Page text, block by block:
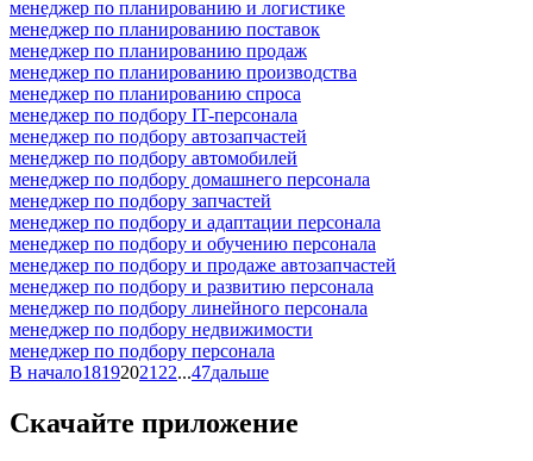
менеджер по планированию и логистике
менеджер по планированию поставок
менеджер по планированию продаж
менеджер по планированию производства
менеджер по планированию спроса
менеджер по подбору IT-персонала
менеджер по подбору автозапчастей
менеджер по подбору автомобилей
менеджер по подбору домашнего персонала
менеджер по подбору запчастей
менеджер по подбору и адаптации персонала
менеджер по подбору и обучению персонала
менеджер по подбору и продаже автозапчастей
менеджер по подбору и развитию персонала
менеджер по подбору линейного персонала
менеджер по подбору недвижимости
менеджер по подбору персонала
В начало18192021 22...47дальше
Скачайте приложение